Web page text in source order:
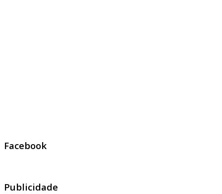
Facebook
Publicidade